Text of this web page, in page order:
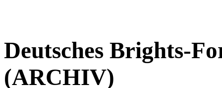
Deutsches Brights-
(ARCHIV)